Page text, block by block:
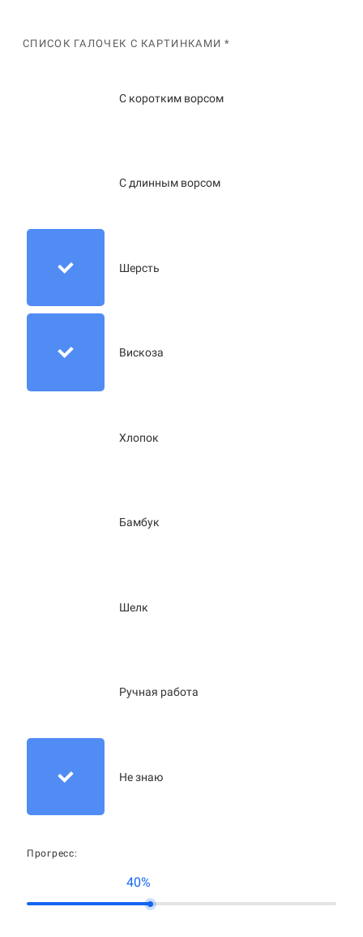
СПИСОК ГАЛОЧЕК С КАРТИНКАМИ *
С коротким ворсом
С длинным ворсом
Шерсть
Вискоза
Хлопок
Бамбук
Шелк
Ручная работа
Не знаю
Прогресс:
40%